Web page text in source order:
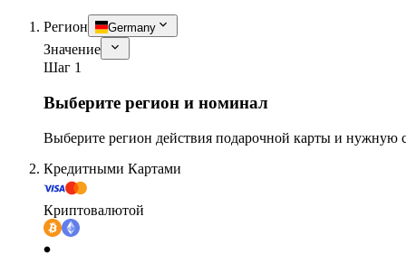
Регион Germany
Значение
Шаг 1
Выберите регион и номинал
Выберите регион действия подарочной карты и нужную
Кредитными Картами
Криптовалютой